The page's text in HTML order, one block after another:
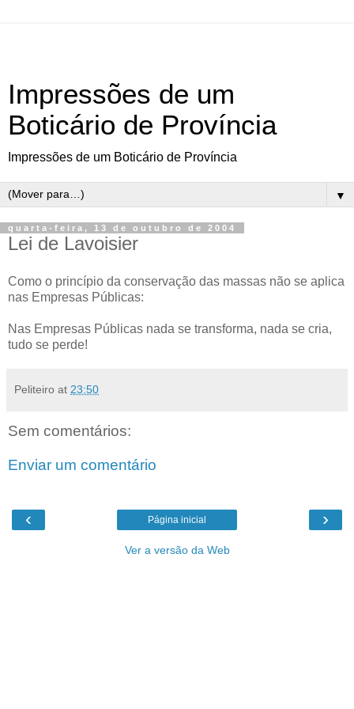
Impressões de um
Boticário de Província
Impressões de um Boticário de Província
▼
quarta-feira, 13 de outubro de 2004
Lei de Lavoisier
Como o princípio da conservação das massas não se aplica
nas Empresas Públicas:
Nas Empresas Públicas nada se transforma, nada se cria,
tudo se perde!
Peliteiro at 23:50
Sem comentários:
Enviar um comentário
‹ ›
Página inicial
Ver a versão da Web